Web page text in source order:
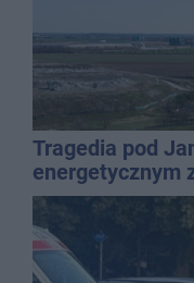
Tragedia pod
energetycznym
mężczyzny